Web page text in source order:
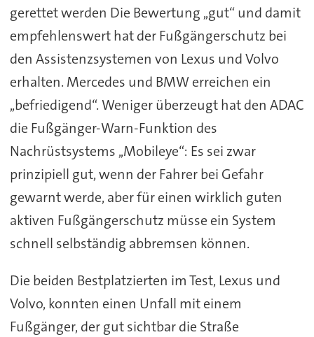
gerettet werden Die Bewertung ,,gut“ und damit
empfehlenswert hat der Fußgängerschutz bei
den Assistenzsystemen von Lexus und Volvo
erhalten. Mercedes und BMW erreichen ein
,,befriedigend“. Weniger überzeugt hat den ADAC
die Fußgänger-Warn-Funktion des
Nachrüstsystems ,,Mobileye“: Es sei zwar
prinzipiell gut, wenn der Fahrer bei Gefahr
gewarnt werde, aber für einen wirklich guten
aktiven Fußgängerschutz müsse ein System
schnell selbständig abbremsen können.
Die beiden Bestplatzierten im Test, Lexus und
Volvo, konnten einen Unfall mit einem
Fußgänger, der gut sichtbar die Straße